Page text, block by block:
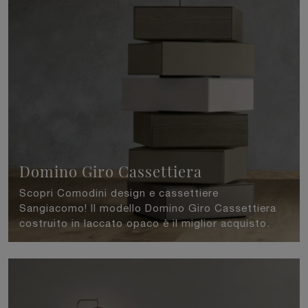
Domino Giro Cassettiera
Scopri Comodini design e cassettiere
Sangiacomo! Il modello Domino Giro Cassettiera
costruito in laccato opaco è il miglior acquisto.